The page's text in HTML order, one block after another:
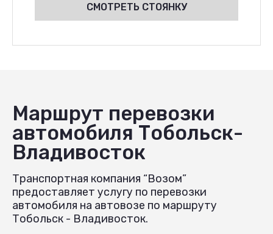
СМОТРЕТЬ СТОЯНКУ
Маршрут перевозки
автомобиля Тобольск-
Владивосток
Транспортная компания “Возом”
предоставляет услугу по перевозки
автомобиля на автовозе по маршруту
Тобольск - Владивосток.